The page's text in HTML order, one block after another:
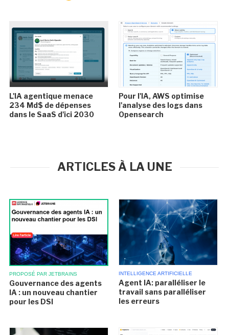
L'IA agentique menace
234 Md$ de dépenses
dans le SaaS d'ici 2030
Pour l'IA, AWS optimise
l'analyse des logs dans
Opensearch
ARTICLES À LA UNE
PROPOSÉ PAR JETBRAINS
Gouvernance des agents
IA : un nouveau chantier
pour les DSI
INTELLIGENCE ARTIFICIELLE
Agent IA: paralléliser le
travail sans paralléliser
les erreurs